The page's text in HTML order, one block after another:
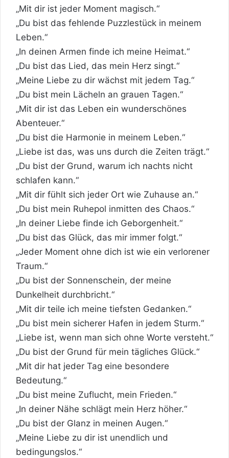
„Mit dir ist jeder Moment magisch.“
„Du bist das fehlende Puzzlestück in meinem
Leben.“
„In deinen Armen finde ich meine Heimat.“
„Du bist das Lied, das mein Herz singt.“
„Meine Liebe zu dir wächst mit jedem Tag.“
„Du bist mein Lächeln an grauen Tagen.“
„Mit dir ist das Leben ein wunderschönes
Abenteuer.“
„Du bist die Harmonie in meinem Leben.“
„Liebe ist das, was uns durch die Zeiten trägt.“
„Du bist der Grund, warum ich nachts nicht
schlafen kann.“
„Mit dir fühlt sich jeder Ort wie Zuhause an.“
„Du bist mein Ruhepol inmitten des Chaos.“
„In deiner Liebe finde ich Geborgenheit.“
„Du bist das Glück, das mir immer folgt.“
„Jeder Moment ohne dich ist wie ein verlorener
Traum.“
„Du bist der Sonnenschein, der meine
Dunkelheit durchbricht.“
„Mit dir teile ich meine tiefsten Gedanken.“
„Du bist mein sicherer Hafen in jedem Sturm.“
„Liebe ist, wenn man sich ohne Worte versteht.“
„Du bist der Grund für mein tägliches Glück.“
„Mit dir hat jeder Tag eine besondere
Bedeutung.“
„Du bist meine Zuflucht, mein Frieden.“
„In deiner Nähe schlägt mein Herz höher.“
„Du bist der Glanz in meinen Augen.“
„Meine Liebe zu dir ist unendlich und
bedingungslos.“